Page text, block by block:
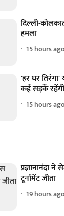
दिल्ली-
हमला
15 hours
'हर घर
कई सड़कें
15 hours
प्रज्ञानानंदा
टूर्नामेंट जीता
19 hours